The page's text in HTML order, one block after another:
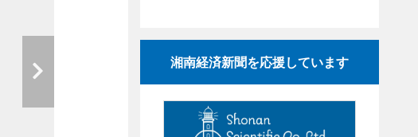
湘南経済新聞を応援しています